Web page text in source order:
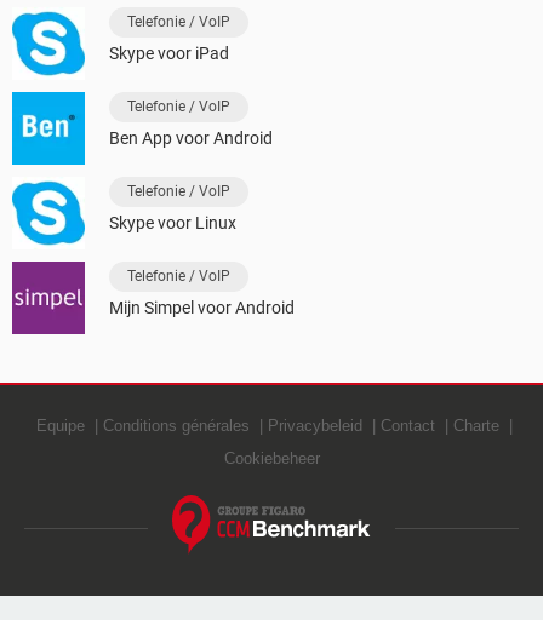
Telefonie / VoIP
Skype voor iPad
Telefonie / VoIP
Ben App voor Android
Telefonie / VoIP
Skype voor Linux
Telefonie / VoIP
Mijn Simpel voor Android
Equipe Conditions générales Privacybeleid Contact
Charte
Cookiebeheer